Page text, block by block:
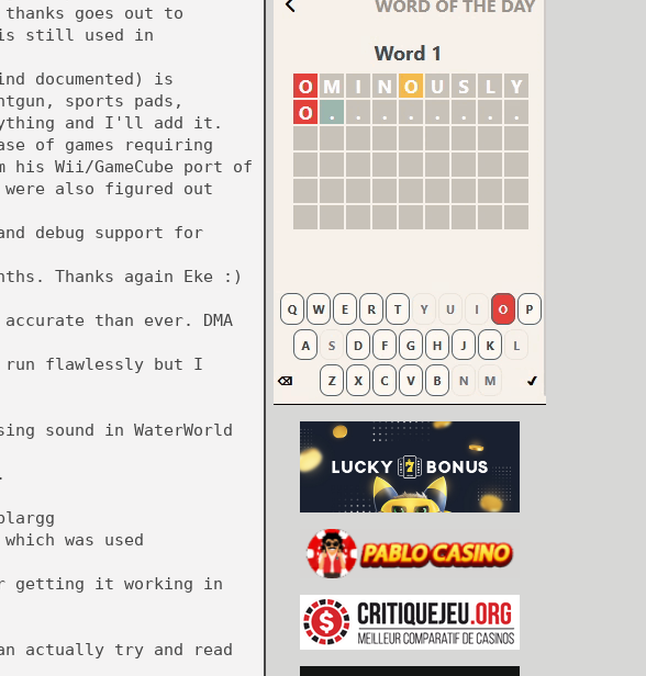
goes out to
is still used in
documented) is
sports pads,
and I'll add it.
of games requiring
Wii/GameCube port of
were also figured out
debug support for
Thanks again Eke :)
than ever. DMA
run flawlessly but I
sound in WaterWorld
was used
getting it working in
actually try and read